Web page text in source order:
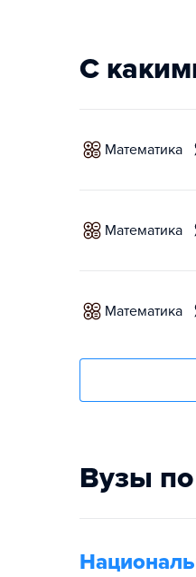
С
математика
математика
математика
Вузы